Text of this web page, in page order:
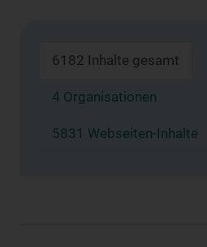
6182 Inhalte gesamt
4 Organisationen
5831 Webseiten-Inhalte